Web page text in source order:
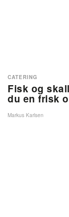
Fisk og
du en frisk
CATERING
Markus Karlsen